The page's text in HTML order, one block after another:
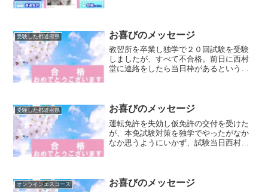
受験した都道府県 お喜びのメッセージ
教習所を卒業し独学で２０回試験を受験
しましたが、すべて不合格。前日に西村
堂に連絡をしたら当日枠があるというの
受験した都道府県 お喜びのメッセージ
運転免許を失効し仮免許の交付を受けた
が、本免試験対策を独学でやったがなか
なか思うようにいかず、試験当日西村堂
オンラインエスコース お喜びのメッセージ